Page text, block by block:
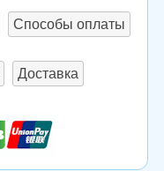
Способы оплаты
Доставка